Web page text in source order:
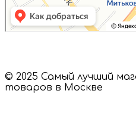
© 2025 Самый лучший
товаров в Москве